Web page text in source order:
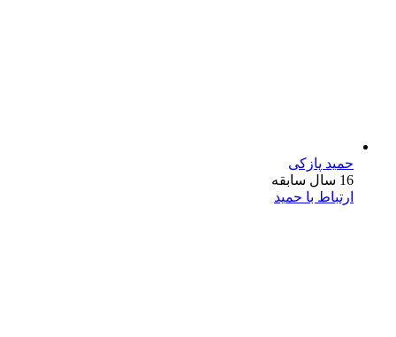
حمید پازکی
16 سال سابقه
ارتباط با حمید